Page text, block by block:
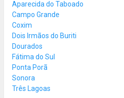
Aparecida do Taboado
Campo Grande
Coxim
Dois Irmãos do Buriti
Dourados
Fátima do Sul
Ponta Porã
Sonora
Três Lagoas